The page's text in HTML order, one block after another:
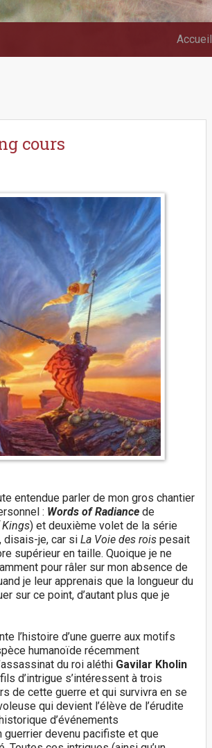
Accueil
cours
entendue parler de mon gros chantier
: Words of Radiance de
Kings) et deuxième volet de la série
disais-je, car si La Voie des rois pesait
supérieur en taille. Quoique je ne
pour râler sur mon absence de
je leur apprenais que la longueur du
sur ce point, d’autant plus que je
l’histoire d’une guerre aux motifs
humanoïde récemment
du roi aléthi Gavilar Kholin
d’intrigue s’intéressent à trois
de cette guerre et qui survivra en se
qui devient l’élève de l’érudite
d’événements
guerrier devenu pacifiste et que